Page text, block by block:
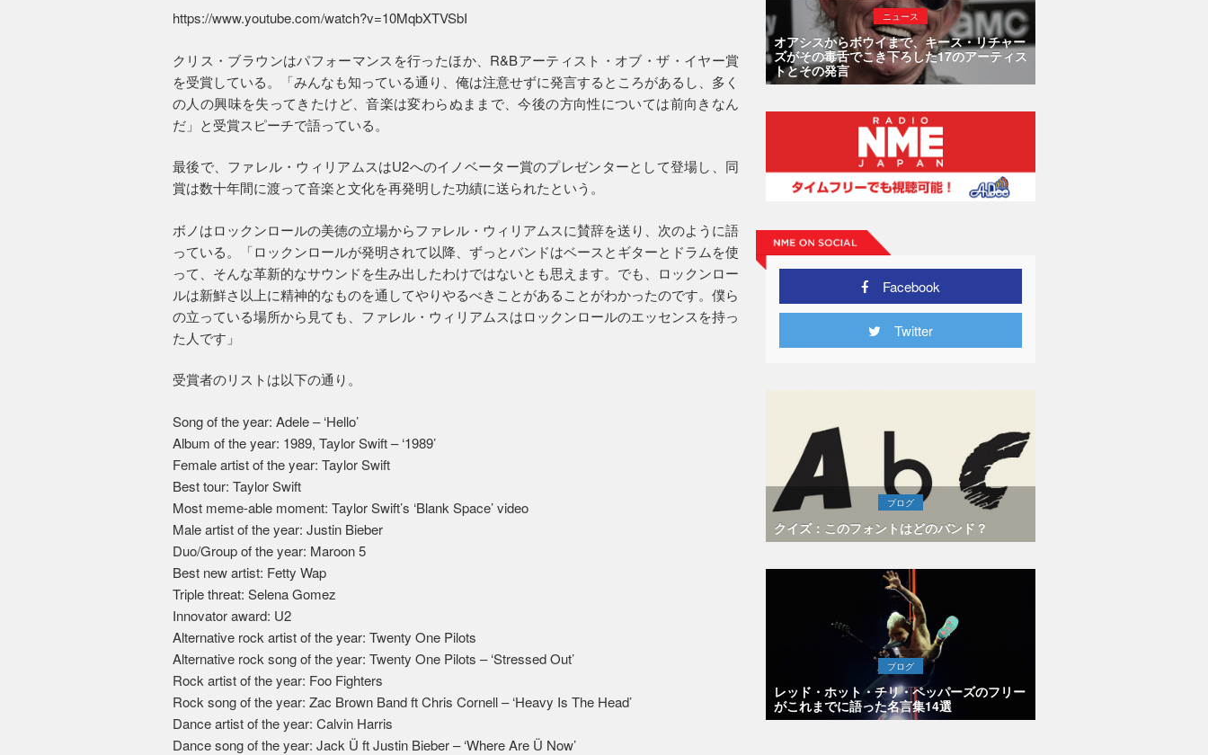
https://www.youtube.com/watch?v=10MqbXTVSbI
クリス・ブラウンはパフォーマンスを行ったほか、R&Bアーティスト・オブ・ザ・イヤー賞
を受賞している。「みんなも知っている通り、俺は注意せずに発言するところがあるし、多く
の人の興味を失ってきたけど、音楽は変わらぬままで、今後の方向性については前向きなん
だ」と受賞スピーチで語っている。
最後で、ファレル・ウィリアムスはU2へのイノベーター賞のプレゼンターとして登場し、同
賞は数十年間に渡って音楽と文化を再発明した功績に送られたという。
ボノはロックンロールの美徳の立場からファレル・ウィリアムスに賛辞を送り、次のように語
っている。「ロックンロールが発明されて以降、ずっとバンドはベースとギターとドラムを使
って、そんな革新的なサウンドを生み出したわけではないとも思えます。でも、ロックンロー
ルは新鮮さ以上に精神的なものを通してやりやるべきことがあることがわかったのです。僕ら
の立っている場所から見ても、ファレル・ウィリアムスはロックンロールのエッセンスを持っ
た人です」
受賞者のリストは以下の通り。
Song of the year: Adele – ‘Hello’
Album of the year: 1989, Taylor Swift – ‘1989’
Female artist of the year: Taylor Swift
Best tour: Taylor Swift
Most meme-able moment: Taylor Swift’s ‘Blank Space’ video
Male artist of the year: Justin Bieber
Duo/Group of the year: Maroon 5
Best new artist: Fetty Wap
Triple threat: Selena Gomez
Innovator award: U2
Alternative rock artist of the year: Twenty One Pilots
Alternative rock song of the year: Twenty One Pilots – ‘Stressed Out’
Rock artist of the year: Foo Fighters
Rock song of the year: Zac Brown Band ft Chris Cornell – ‘Heavy Is The Head’
Dance artist of the year: Calvin Harris
Dance song of the year: Jack Ü ft Justin Bieber – ‘Where Are Ü Now’
ニュース
オアシスからボウイまで、キース・リチャー
ズがその毒舌でこき下ろした17のアーティス
トとその発言
Facebook
Twitter
ブログ
クイズ：このフォントはどのバンド？
ブログ
レッド・ホット・チリ・ペッパーズのフリー
がこれまでに語った名言集14選